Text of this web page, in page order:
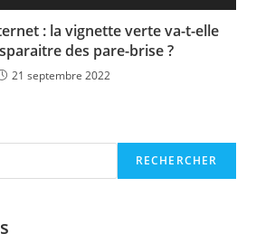
: la vignette verte va-t-elle
des pare-brise ?
21 septembre 2022
RECHERCHER